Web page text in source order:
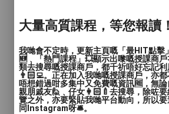
幼稚園課程：趣味排故事、
寫單詞 、唐詩（一對三課堂）
為了令小朋友更好地應對小
考試，我們會就學校的教學
等，針對性提供練習給小朋
考試晉升班：（一對一課堂
大量高質課程，等您報讀！
我哋會不定時，更新主頁嘅「最HIT點擊
🆕﹑「熱門課程」💥顯示出嚟嘅授課商
類去搜尋嘅授課商戶，都千祈唔好忘記
👨🏻‍💻。正在加入我哋嘅授課商戶，亦
唔想錯過咁多集中又免費嘅資訊🆓，無
親朋戚友🙋﹑仔女👩🏻‍🍼去搜尋，除咗
覽之外，亦要緊貼我哋平台動向，所以
同Instagram呀🛎️。